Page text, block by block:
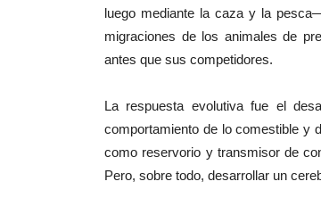
luego mediante la caza y la
migraciones de los animales de
antes que sus competidores.
La respuesta evolutiva fue el
comportamiento de lo comestible y
como reservorio y transmisor de
Pero, sobre todo, desarrollar un